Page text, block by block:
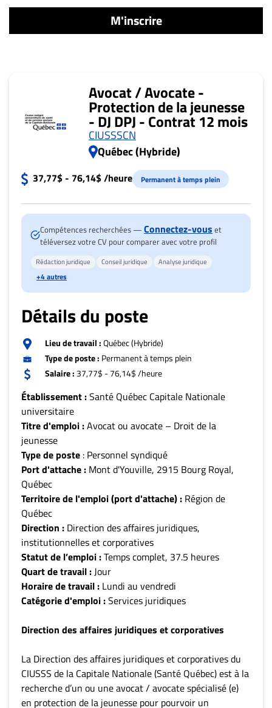
Publier
emploi
TROUVEZ-
NOUS
joindre
propos
Infolettre
Politique de
M'inscrire
Avocat / Avocate -
Protection de la jeunesse
- DJ DPJ - Contrat 12 mois
CIUSSSCN
Québec (Hybride)
37,77$ - 76,14$ /heure Permanent à temps plein
Compétences recherchées — Connectez-vous et
téléversez votre CV pour comparer avec votre profil
Rédaction juridique Conseil juridique Analyse juridique
+4 autres
Détails du poste
Lieu de travail :Québec (Hybride)
Type de poste : Permanent à temps plein
Salaire : 37,77$ - 76,14$ /heure
Établissement :Santé Québec Capitale Nationale
universitaire
Titre d'emploi :Avocat ou avocate – Droit de la
jeunesse
Type de poste : Personnel syndiqué
Port d'attache : Mont d'Youville, 2915 Bourg Royal,
Québec
Territoire de l'emploi (port d'attache) : Région de
Québec
Direction : Direction des affaires juridiques,
institutionnelles et corporatives
Statut de l’emploi :Temps complet, 37.5 heures
Quart de travail :Jour
Horaire de travail : Lundi au vendredi
Catégorie d'emploi :Services juridiques
Direction des affaires juridiques et corporatives
La Direction des affaires juridiques et corporatives du
CIUSSS de la Capitale Nationale (Santé Québec) est à la
recherche d’un ou une avocat / avocate spécialisé (e)
en protection de la jeunesse pour pourvoir un